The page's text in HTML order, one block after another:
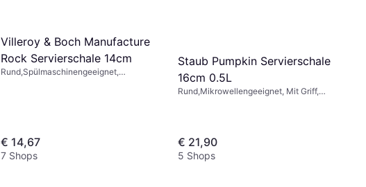
Villeroy & Boch Manufacture
Rock Servierschale 14cm
Rund,Spülmaschinengeeignet,
€ 14,67
7 Shops
Staub Pumpkin Servierschale
16cm 0.5L
Rund,Mikrowellengeeignet, Mit Griff,
€ 21,90
5 Shops